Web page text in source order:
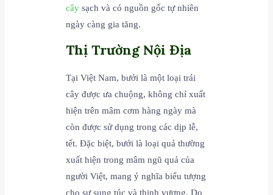
cây sạch và có nguồn gốc tự nhiên
ngày càng gia tăng.
Thị Trường Nội Địa
Tại Việt Nam, bưởi là một loại trái
cây được ưa chuộng, không chỉ xuất
hiện trên mâm cơm hàng ngày mà
còn được sử dụng trong các dịp lễ,
tết. Đặc biệt, bưởi là loại quả thường
xuất hiện trong mâm ngũ quả của
người Việt, mang ý nghĩa biểu tượng
cho sự sung túc và thịnh vượng. Do